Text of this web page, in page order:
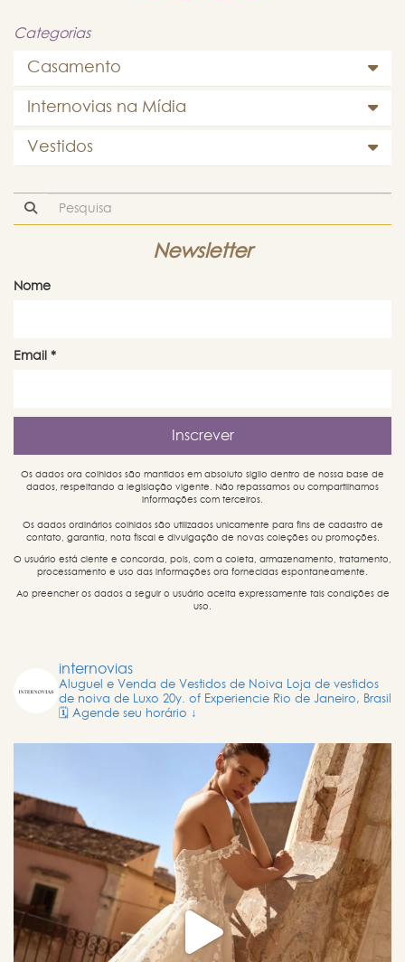
Categorias
Casamento
Internovias na Mídia
Vestidos
Newsletter
Nome
Email *
Os dados ora colhidos são mantidos em absoluto sigilo dentro de nossa base de
dados, respeitando a legislação vigente. Não repassamos ou compartilhamos
informações com terceiros.
Os dados ordinários colhidos são utilizados unicamente para fins de cadastro de
contato, garantia, nota fiscal e divulgação de novas coleções ou promoções.
O usuário está ciente e concorda, pois, com a coleta, armazenamento, tratamento,
processamento e uso das informações ora fornecidas espontaneamente.
Ao preencher os dados a seguir o usuário aceita expressamente tais condições de
uso.
internovias
Aluguel e Venda de Vestidos de Noiva Loja de vestidos
de noiva de Luxo 20y. of Experiencie Rio de Janeiro, Brasil
🗓️ Agende seu horário ↓